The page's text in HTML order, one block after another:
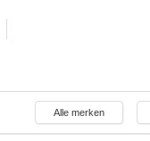
Alle merken